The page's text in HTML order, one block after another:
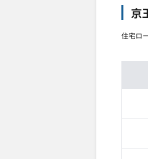
京
住宅ロ